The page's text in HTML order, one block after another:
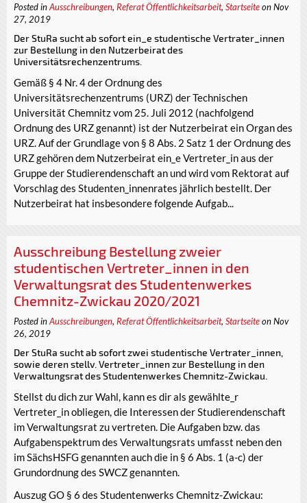
Posted inAusschreibungen, Referat Öffentlichkeitsarbeit, Startseiteon Nov
27, 2019
Der StuRa sucht ab sofort ein_e studentische Vertrater_innen
zur Bestellung in den Nutzerbeirat des
Universitätsrechenzentrums.
Gemäß § 4 Nr. 4 der Ordnung des
Universitätsrechenzentrums (URZ) der Technischen
Universität Chemnitz vom 25. Juli 2012 (nachfolgend
Ordnung des URZ genannt) ist der Nutzerbeirat ein Organ des
URZ. Auf der Grundlage von § 8 Abs. 2 Satz 1 der Ordnung des
URZ gehören dem Nutzerbeirat ein_e Vertreter_in aus der
Gruppe der Studierendenschaft an und wird vom Rektorat auf
Vorschlag des Studenten_innenrates jährlich bestellt. Der
Nutzerbeirat hat insbesondere folgende Aufgab...
Ausschreibung Bestellung zweier
studentischen Vertreter_innen in den
Verwaltungsrat des Studentenwerkes
Chemnitz-Zwickau 2020/2021
Posted inAusschreibungen, Referat Öffentlichkeitsarbeit, Startseiteon Nov
26, 2019
Der StuRa sucht ab sofort zwei studentische Vertrater_innen,
sowie deren stellv. Vertreter_innen zur Bestellung in den
Verwaltungsrat des Studentenwerkes Chemnitz-Zwickau.
Stellst du dich zur Wahl, kann es dir als gewählte_r
Vertreter_in obliegen, die Interessen der Studierendenschaft
im Verwaltungsrat zu vertreten. Die Aufgaben bzw. das
Aufgabenspektrum des Verwaltungsrats umfasst neben den
im SächsHSFG genannten auch die in § 6 Abs. 1 (a-c) der
Grundordnung des SWCZ genannten.
Auszug GO § 6 des Studentenwerks Chemnitz-Zwickau: